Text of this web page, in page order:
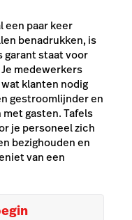
een paar keer
benadrukken, is
staat voor
medewerkers
klanten nodig
gestroomlijnder en
gasten. Tafels
je personeel zich
bezighouden en
van een